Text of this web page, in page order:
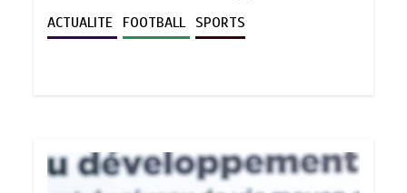
ACTUALITE FOOTBALL SPORTS